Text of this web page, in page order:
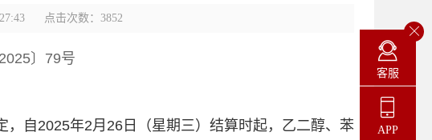
点击次数：3852
〕79号
，自 2025年2月 26 日（星期三）结算时起，乙二醇、苯
客服
APP